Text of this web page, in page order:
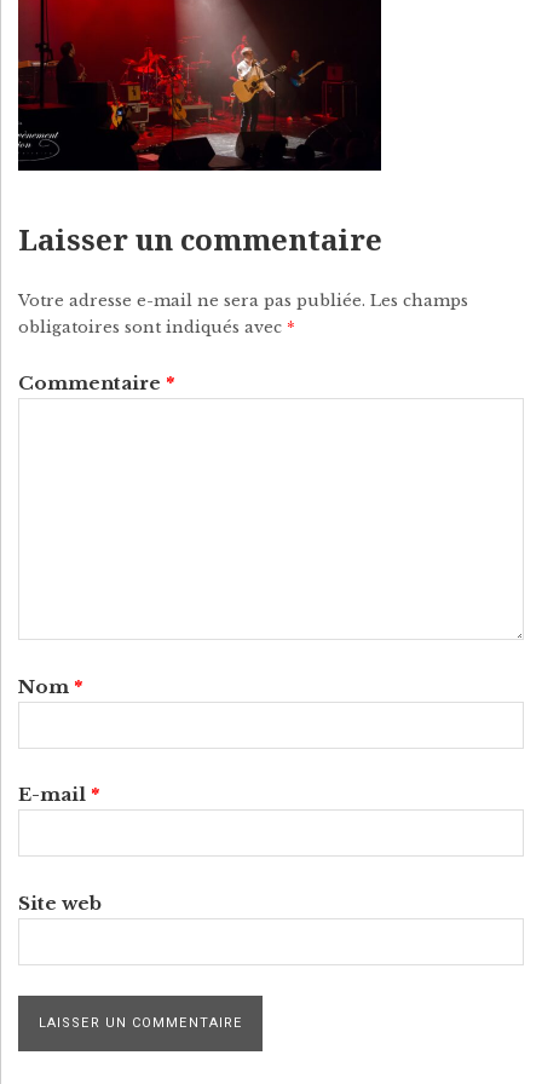
P
Y
Laisser un commentaire
Votre adresse e-mail ne sera pas publiée. Les champs
obligatoires sont indiqués avec *
Commentaire *
Nom *
E-mail *
Site web